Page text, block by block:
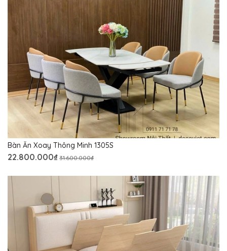
Bàn Ăn Xoay Thông Minh 1305S
22.800.000₫ 31.600.000₫